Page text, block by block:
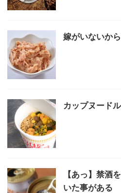
嫁がいないか
カップヌード
【あっ】禁酒
いた事がある